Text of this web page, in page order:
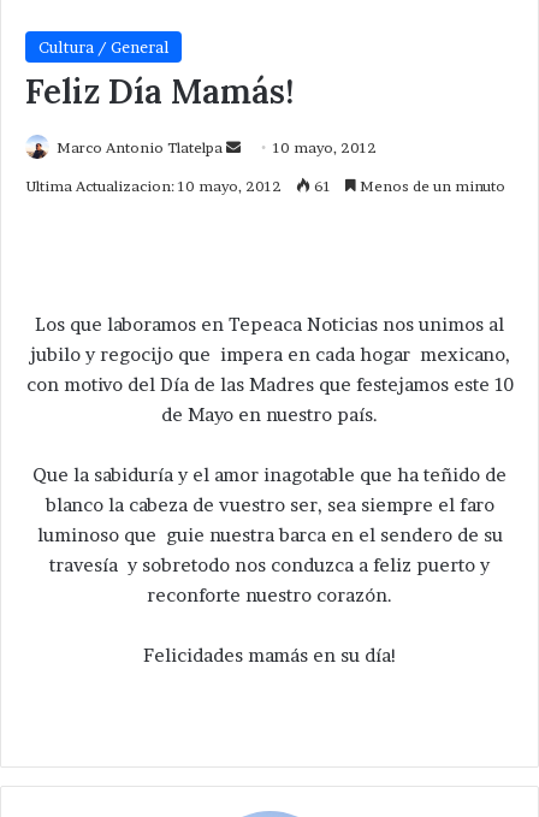
Cultura / General
Feliz Día Mamás!
Marco Antonio Tlatelpa
Send10 mayo, 2012
Ultima Actualizacion: 10 mayo, 2012 61 Menos de un minuto
Los que laboramos en Tepeaca Noticias nos unimos al
jubilo y regocijo que impera en cada hogar mexicano,
con motivo del Día de las Madres que festejamos este 10
de Mayo en nuestro país.
Que la sabiduría y el amor inagotable que ha teñido de
blanco la cabeza de vuestro ser, sea siempre el faro
luminoso que guie nuestra barca en el sendero de su
travesía y sobretodo nos conduzca a feliz puerto y
reconforte nuestro corazón.
Felicidades mamás en su día!